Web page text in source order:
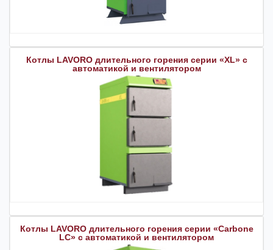
Котлы LAVORO длительного горения серии «XL» с
автоматикой и вентилятором
Котлы LAVORO длительного горения серии «Carbone
LC» с автоматикой и вентилятором